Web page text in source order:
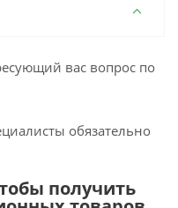
вас вопрос по
обязательно
получить